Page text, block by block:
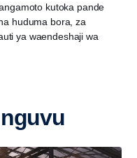
kutoka pande
huduma bora, za
ya waendeshaji wa
nguvu